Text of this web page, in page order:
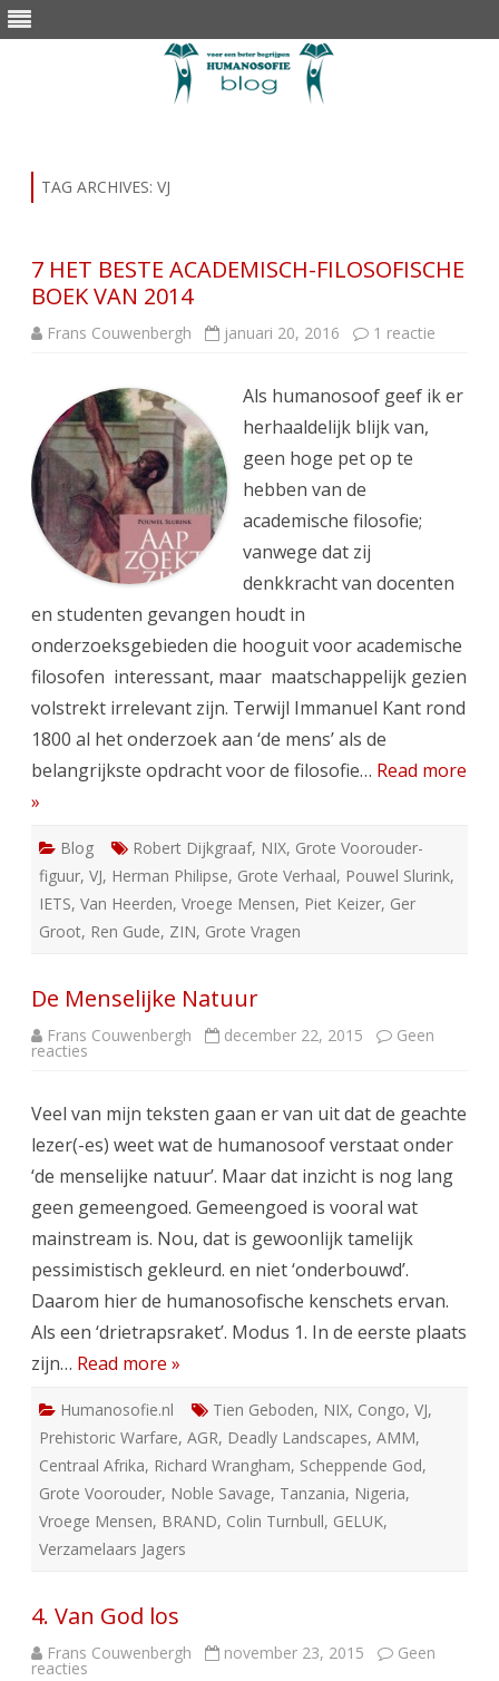
TAG ARCHIVES: VJ
7 HET BESTE ACADEMISCH-FILOSOFISCHE
BOEK VAN 2014
Frans Couwenbergh januari 20, 2016 1 reactie
Als humanosoof geef ik er
herhaaldelijk blijk van,
geen hoge pet op te
hebben van de
academische filosofie;
vanwege dat zij
denkkracht van docenten
en studenten gevangen houdt in
onderzoeksgebieden die hooguit voor academische
filosofen interessant, maar maatschappelijk gezien
volstrekt irrelevant zijn. Terwijl Immanuel Kant rond
1800 al het onderzoek aan ‘de mens’ als de
belangrijkste opdracht voor de filosofie… Read more
»
Blog Robert Dijkgraaf, NIX, Grote Voorouder-
figuur, VJ, Herman Philipse, Grote Verhaal, Pouwel Slurink,
IETS, Van Heerden, Vroege Mensen, Piet Keizer, Ger
Groot, Ren Gude, ZIN, Grote Vragen
De Menselijke Natuur
Frans Couwenbergh december 22, 2015 Geen
reacties
Veel van mijn teksten gaan er van uit dat de geachte
lezer(-es) weet wat de humanosoof verstaat onder
‘de menselijke natuur’. Maar dat inzicht is nog lang
geen gemeengoed. Gemeengoed is vooral wat
mainstream is. Nou, dat is gewoonlijk tamelijk
pessimistisch gekleurd. en niet ‘onderbouwd’.
Daarom hier de humanosofische kenschets ervan.
Als een ‘drietrapsraket’. Modus 1. In de eerste plaats
zijn… Read more »
Humanosofie.nl Tien Geboden, NIX, Congo, VJ,
Prehistoric Warfare, AGR, Deadly Landscapes, AMM,
Centraal Afrika, Richard Wrangham, Scheppende God,
Grote Voorouder, Noble Savage, Tanzania, Nigeria,
Vroege Mensen, BRAND, Colin Turnbull, GELUK,
Verzamelaars Jagers
4. Van God los
Frans Couwenbergh november 23, 2015 Geen
reacties